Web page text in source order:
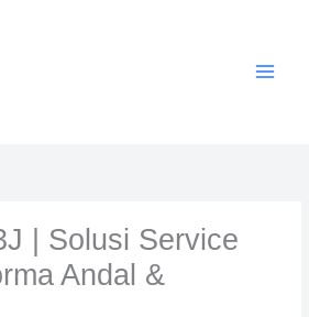
| Solusi Service
Andal &